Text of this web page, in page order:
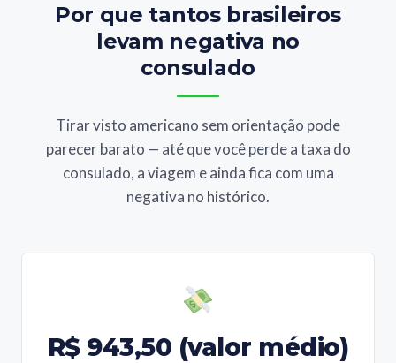
Por que tantos brasileiros
levam negativa no
consulado
Tirar visto americano sem orientação pode
parecer barato — até que você perde a taxa do
consulado, a viagem e ainda fica com uma
negativa no histórico.
R$ 943,50 (valor médio)